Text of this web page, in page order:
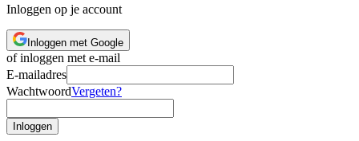
Inloggen op je account
Inloggen met Google
of inloggen met e-mail
E-mailadres
WachtwoordVergeten?
Inloggen